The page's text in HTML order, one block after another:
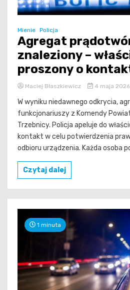
Mienie Policja
Agregat
znaleziony –
proszony o
Maciej Błaszkiewicz 4 maja 2026
W wyniku niedawnego odkrycia,
funkcjonariuszy z Komendy
Trzebnicy. Policja apeluje do
kontakt w celu potwierdzenia
odbioru urządzenia. Każda osoba
Czytaj dalej
1 minuta